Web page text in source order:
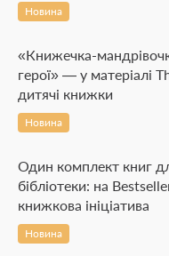
Новина
«Книжечка-
герої» — у матеріалі
дитячі книжки
Новина
Один комплект книг
бібліотеки: на
книжкова ініціатива
Новина